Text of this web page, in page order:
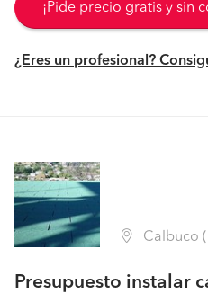
¡Pide precio gratis y sin
¿Eres un profesional?
Calbuco
Presupuesto instalar